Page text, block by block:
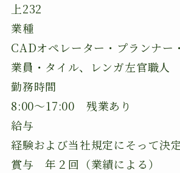
上232
業種
CADオペレーター・プランナー
業員・タイル、レンガ左官職
勤務時間
8:00～17:00 残業あり
給与
経験および当社規定にそって決
賞与 年２回（業績による）